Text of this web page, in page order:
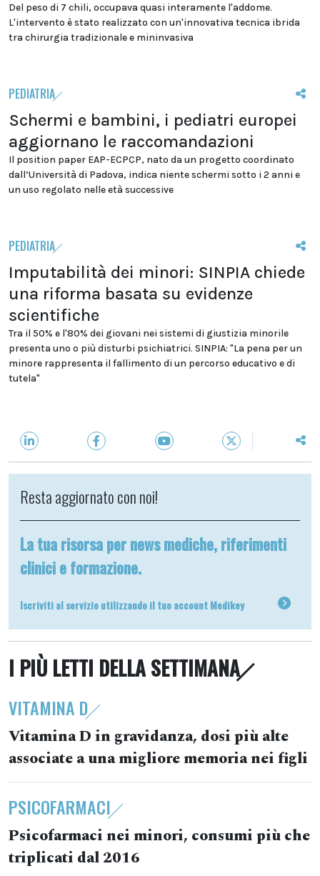
Del peso di 7 chili, occupava quasi interamente l'addome.
L'intervento è stato realizzato con un'innovativa tecnica ibrida
tra chirurgia tradizionale e mininvasiva
PEDIATRIA
Schermi e bambini, i pediatri europei
aggiornano le raccomandazioni
Il position paper EAP-ECPCP, nato da un progetto coordinato
dall’Università di Padova, indica niente schermi sotto i 2 anni e
un uso regolato nelle età successive
PEDIATRIA
Imputabilità dei minori: SINPIA chiede
una riforma basata su evidenze
scientifiche
Tra il 50% e l'80% dei giovani nei sistemi di giustizia minorile
presenta uno o più disturbi psichiatrici. SINPIA: "La pena per un
minore rappresenta il fallimento di un percorso educativo e di
tutela"
Resta aggiornato con noi!
La tua risorsa per news mediche, riferimenti
clinici e formazione.
Iscriviti al servizio utilizzando il tuo account Medikey
I PIÙ LETTI DELLA SETTIMANA
VITAMINA D
Vitamina D in gravidanza, dosi più alte
associate a una migliore memoria nei figli
PSICOFARMACI
Psicofarmaci nei minori, consumi più che
triplicati dal 2016